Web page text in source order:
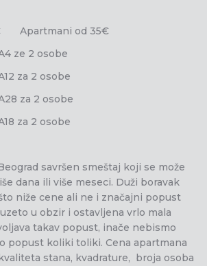
Apartmani od 35€
ze 2 osobe
za 2 osobe
za 2 osobe
za 2 osobe
savršen smeštaj koji se može
dana ili više meseci. Duži boravak
niže cene ali ne i značajni popust
u obzir i ostavljena vrlo mala
takav popust, inače nebismo
popust koliki toliki. Cena apartmana
stana, kvadrature, broja osoba